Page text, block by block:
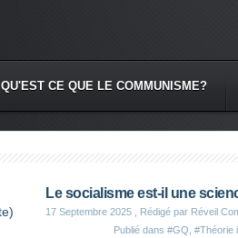
QU'EST CE QUE LE COMMUNISME?
Le socialisme est-il une
17 Septembre 2025 , Rédigé par Réveil
Publié dans #GQ #Théorie